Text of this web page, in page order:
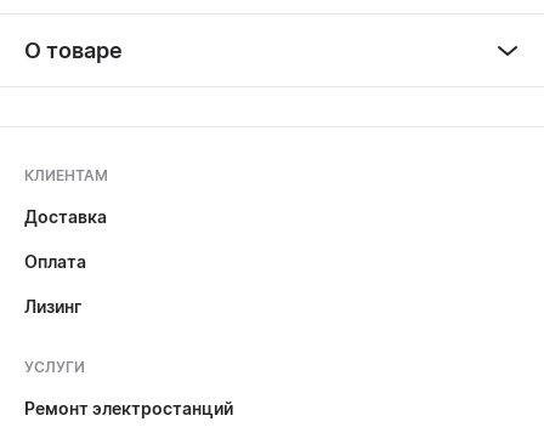
О товаре
КЛИЕНТАМ
Доставка
Оплата
Лизинг
УСЛУГИ
Ремонт электростанций